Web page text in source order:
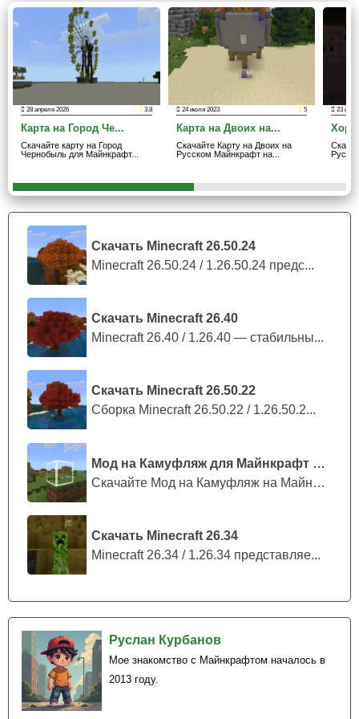
Скачать Minecraft 26.50.24
Minecraft 26.50.24 / 1.26.50.24 предс...
Скачать Minecraft 26.40
Minecraft 26.40 / 1.26.40 — стабильны...
Скачать Minecraft 26.50.22
Сборка Minecraft 26.50.22 / 1.26.50.2...
Мод на Камуфляж для Майнкрафт ПЕ
Скачайте Мод на Камуфляж на Майнкрафт...
Скачать Minecraft 26.34
Minecraft 26.34 / 1.26.34 представляе...
Руслан Курбанов
Мое знакомство с Майнкрафтом началось в
2013 году.
станции и городские кварталы.
Эти объекты создают нужное настроение и делают
исследование разнообразным.
тематическим сборкам, например посмотретьКарты на
Русском на Майнкрафт ПЕ
для похожих сценариев.
миры для ролевой игры или одиночного прохождения.
Некоторые здания скрывают сундуки. Из-за этого
прогулка становится не только визуальной, но и
полезной. Можно искать ресурсы, выбирать временное
убежище и постепенно превращать пустой город в базу
для выживания.
Детали и графика места
Карта на Город Чернобыль в Minecraft Bedrock хорошо
передаёт детали старого города. Разработчик уделил
внимание улицам, фасадам, внутренним помещениям и
общему расположению объектов.
Многие места выглядят так, будто их давно покинули.
Особенно заметна работа с масштабом. Город не
ощущается маленькой декорацией. Здесь есть
пространство для долгих прогулок, поиска ресурсов и
создания собственных историй.
Окраины тоже заслуживают внимания, потому что в них
часто встречаются неприметные, но интересные
постройки.
Локация хорошо подходит для одиночного
исследования, атмосферных видео и выживания с
ограниченными ресурсами.
28 апреля 2026 3.8
Карта на Город Че...
Скачайте карту на Город
Чернобыль для Майнкрафт...
24 июля 2023 5
Карта на Двоих на...
Скачайте Карту на Двоих на
Русском Майнкрафт на...
23